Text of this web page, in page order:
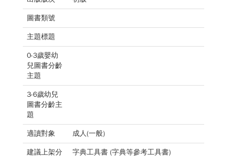
圖書類號
主題標題
0-3歲嬰幼
兒圖書分齡
主題
3-6歲幼兒
圖書分齡主
題
適讀對象 成人(一般)
建議上架分
字典工具書 (字典等參考工具書)